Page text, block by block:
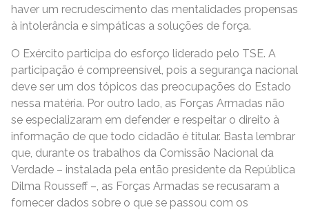
haver um recrudescimento das mentalidades propensas
à intolerância e simpáticas a soluções de força.
O Exército participa do esforço liderado pelo TSE. A
participação é compreensível, pois a segurança nacional
deve ser um dos tópicos das preocupações do Estado
nessa matéria. Por outro lado, as Forças Armadas não
se especializaram em defender e respeitar o direito à
informação de que todo cidadão é titular. Basta lembrar
que, durante os trabalhos da Comissão Nacional da
Verdade – instalada pela então presidente da República
Dilma Rousseff –, as Forças Armadas se recusaram a
fornecer dados sobre o que se passou com os